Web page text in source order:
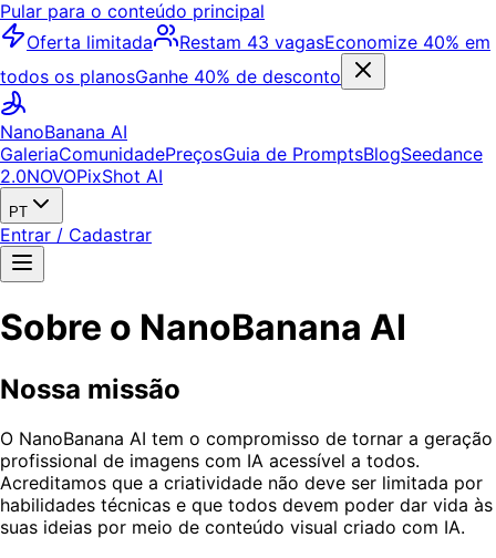
Pular para o conteúdo principal
Oferta limitada
Restam 43 vagasEconomize 40% em
todos os planosGanhe 40% de desconto
NanoBanana AI
GaleriaComunidadePreçosGuia de PromptsBlogSeedance
2.0NOVOPixShot AI
PT
Entrar / Cadastrar
Sobre o NanoBanana AI
Nossa missão
O NanoBanana AI tem o compromisso de tornar a geração
profissional de imagens com IA acessível a todos.
Acreditamos que a criatividade não deve ser limitada por
habilidades técnicas e que todos devem poder dar vida às
suas ideias por meio de conteúdo visual criado com IA.